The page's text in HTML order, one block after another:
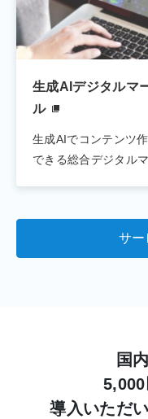
生成AIデジタルマ
ル
生成AIでコンテンツ
できる総合デジタル
サー
国
導入いただ